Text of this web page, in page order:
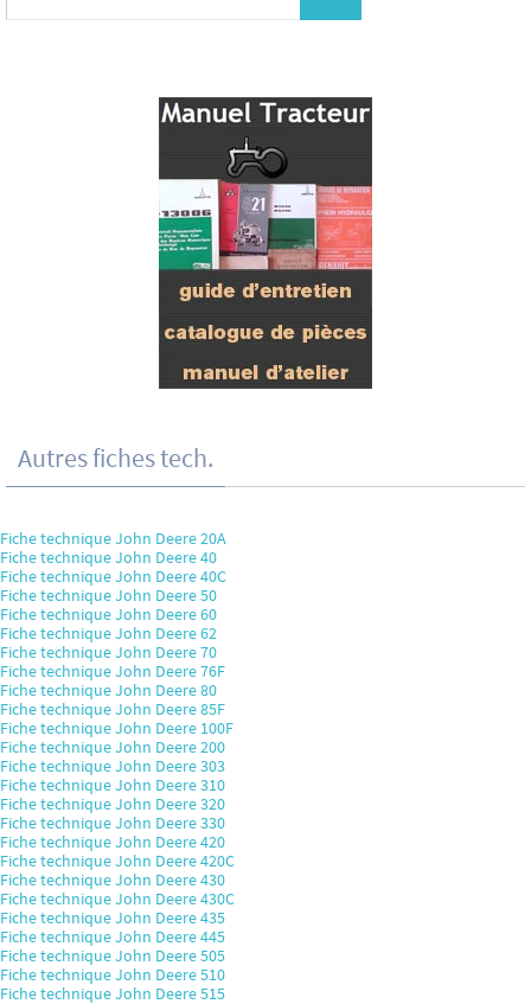
Autres fiches tech.
Fiche technique John Deere 20A
Fiche technique John Deere 40
Fiche technique John Deere 40C
Fiche technique John Deere 50
Fiche technique John Deere 60
Fiche technique John Deere 62
Fiche technique John Deere 70
Fiche technique John Deere 76F
Fiche technique John Deere 80
Fiche technique John Deere 85F
Fiche technique John Deere 100F
Fiche technique John Deere 200
Fiche technique John Deere 303
Fiche technique John Deere 310
Fiche technique John Deere 320
Fiche technique John Deere 330
Fiche technique John Deere 420
Fiche technique John Deere 420C
Fiche technique John Deere 430
Fiche technique John Deere 430C
Fiche technique John Deere 435
Fiche technique John Deere 445
Fiche technique John Deere 505
Fiche technique John Deere 510
Fiche technique John Deere 515